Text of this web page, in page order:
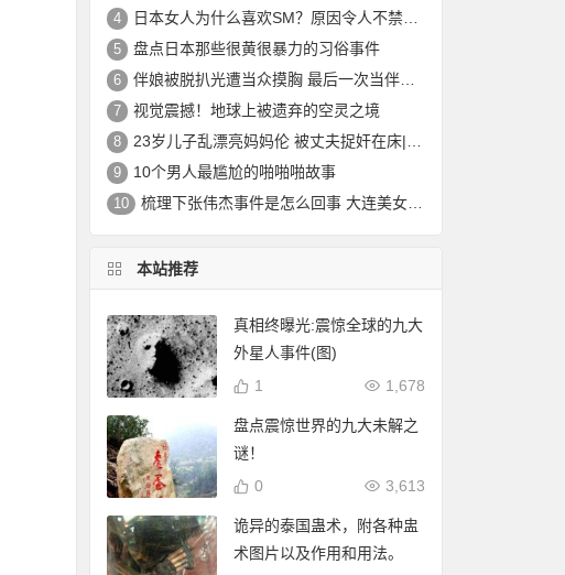
4 日本女人为什么喜欢SM？原因令人不禁脸红
5 盘点日本那些很黄很暴力的习俗事件
6 伴娘被脱扒光遭当众摸胸 最后一次当伴娘|趣事
7 视觉震撼！地球上被遗弃的空灵之境
8 23岁儿子乱漂亮妈妈伦 被丈夫捉奸在床|趣事
9 10个男人最尴尬的啪啪啪故事
10 梳理下张伟杰事件是怎么回事 大连美女主持人因偷情被报复制作成标本
本站推荐
真相终曝光:震惊全球的九大
外星人事件(图)
1,678
1
盘点震惊世界的九大未解之
谜！
3,613
0
诡异的泰国蛊术，附各种盅
术图片以及作用和用法。